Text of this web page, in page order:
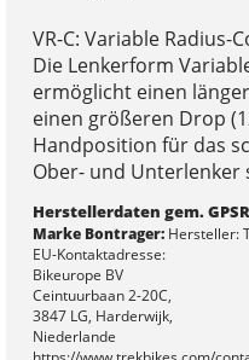
VR-C: Variable Radius-
Die Lenkerform
ermöglicht einen
einen größeren Drop
Handposition für das
Ober- und Unterlenker
Herstellerdaten gem. GPSR
Marke Bontrager:Hersteller:
EU-Kontaktadresse:
Bikeurope BV
Ceintuurbaan 2-20C,
3847 LG, Harderwijk,
Niederlande